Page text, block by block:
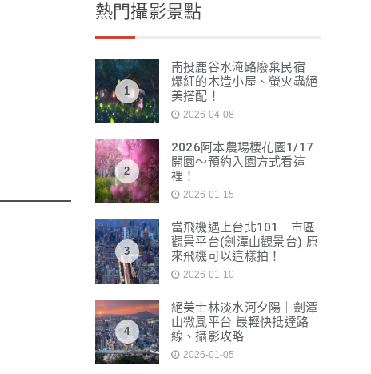
熱門攝影景點
1
南投鹿谷水淹路廢棄民宿
爆紅的木造小屋、螢火蟲絕
美搭配！
2026-04-08
2
2026阿本農場櫻花園1/17
開園～預約入園方式看這
裡！
2026-01-15
3
當飛機遇上台北101｜市區
觀景平台(劍潭山觀景台) 原
來飛機可以這樣拍！
2026-01-10
4
絕美士林淡水河夕陽｜劍潭
山微風平台 最輕快抵達路
線、攝影攻略
2026-01-05